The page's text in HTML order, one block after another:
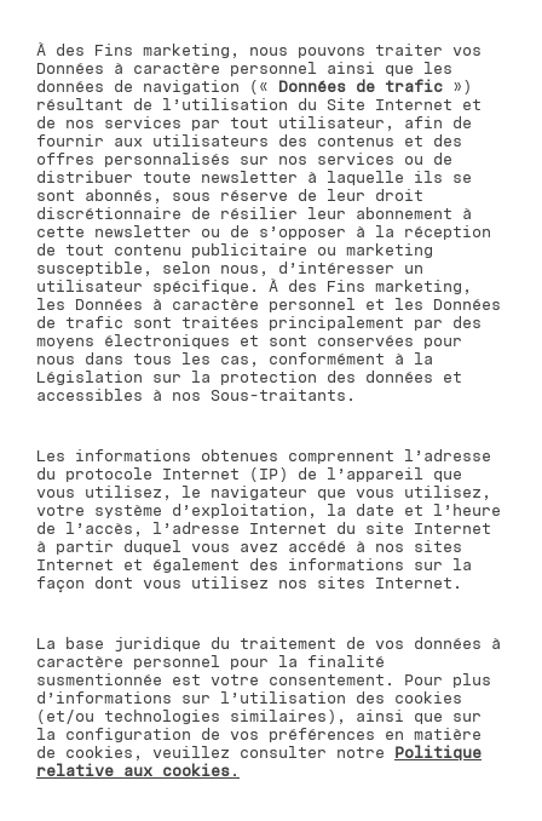
À des Fins marketing, nous pouvons traiter vos
Données à caractère personnel ainsi que les
données de navigation (« Données de trafic »)
résultant de l’utilisation du Site Internet et
de nos services par tout utilisateur, afin de
fournir aux utilisateurs des contenus et des
offres personnalisés sur nos services ou de
distribuer toute newsletter à laquelle ils se
sont abonnés, sous réserve de leur droit
discrétionnaire de résilier leur abonnement à
cette newsletter ou de s’opposer à la réception
de tout contenu publicitaire ou marketing
susceptible, selon nous, d’intéresser un
utilisateur spécifique. À des Fins marketing,
les Données à caractère personnel et les Données
de trafic sont traitées principalement par des
moyens électroniques et sont conservées pour
nous dans tous les cas, conformément à la
Législation sur la protection des données et
accessibles à nos Sous-traitants.
Les informations obtenues comprennent l’adresse
du protocole Internet (IP) de l’appareil que
vous utilisez, le navigateur que vous utilisez,
votre système d’exploitation, la date et l’heure
de l’accès, l’adresse Internet du site Internet
à partir duquel vous avez accédé à nos sites
Internet et également des informations sur la
façon dont vous utilisez nos sites Internet.
La base juridique du traitement de vos données à
caractère personnel pour la finalité
susmentionnée est votre consentement. Pour plus
d’informations sur l’utilisation des cookies
(et/ou technologies similaires), ainsi que sur
la configuration de vos préférences en matière
de cookies, veuillez consulter notre Politique
relative aux cookies .